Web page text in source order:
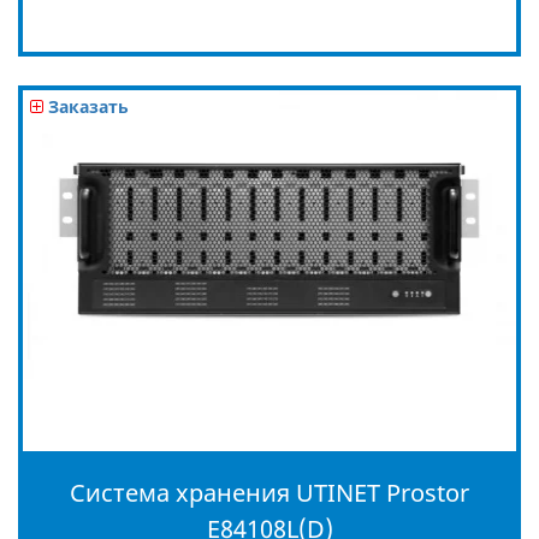
Заказать
Система хранения UTINET Prostor
E84108L(D)